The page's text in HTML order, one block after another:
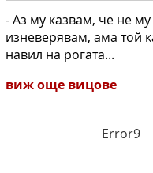
- Аз му казвам, че не му
изневерявам, ама той
навил на рогата...
виж още вицове
Error9